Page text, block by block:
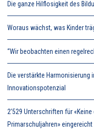
Die ganze Hilflosigkeit des
Woraus wächst, was Kinder
“Wir beobachten einen
Die verstärkte Harmonisierung
Innovationspotenzial
2’529 Unterschriften für
Primarschuljahren» eingereicht